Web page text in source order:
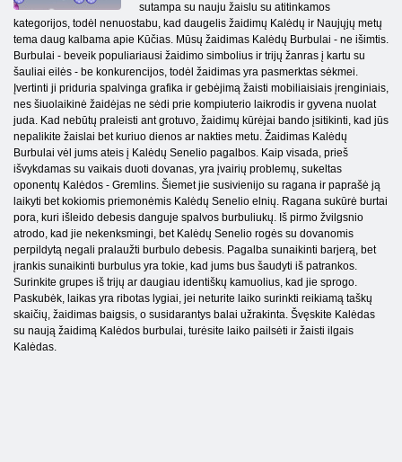
sutampa su nauju žaislu su atitinkamos
kategorijos, todėl nenuostabu, kad daugelis žaidimų Kalėdų ir Naujųjų metų
tema daug kalbama apie Kūčias. Mūsų žaidimas Kalėdų Burbulai - ne išimtis.
Burbulai - beveik populiariausi žaidimo simbolius ir trijų žanras į kartu su
šauliai eilės - be konkurencijos, todėl žaidimas yra pasmerktas sėkmei.
Įvertinti ji priduria spalvinga grafika ir gebėjimą žaisti mobiliaisiais įrenginiais,
nes šiuolaikinė žaidėjas ne sėdi prie kompiuterio laikrodis ir gyvena nuolat
juda. Kad nebūtų praleisti ant grotuvo, žaidimų kūrėjai bando įsitikinti, kad jūs
nepalikite žaislai bet kuriuo dienos ar nakties metu. Žaidimas Kalėdų
Burbulai vėl jums ateis į Kalėdų Senelio pagalbos. Kaip visada, prieš
išvykdamas su vaikais duoti dovanas, yra įvairių problemų, sukeltas
oponentų Kalėdos - Gremlins. Šiemet jie susivienijo su ragana ir paprašė ją
laikyti bet kokiomis priemonėmis Kalėdų Senelio elnių. Ragana sukūrė burtai
pora, kuri išleido debesis danguje spalvos burbuliukų. Iš pirmo žvilgsnio
atrodo, kad jie nekenksmingi, bet Kalėdų Senelio rogės su dovanomis
perpildytą negali pralaužti burbulo debesis. Pagalba sunaikinti barjerą, bet
įrankis sunaikinti burbulus yra tokie, kad jums bus šaudyti iš patrankos.
Surinkite grupes iš trijų ar daugiau identiškų kamuolius, kad jie sprogo.
Paskubėk, laikas yra ribotas lygiai, jei neturite laiko surinkti reikiamą taškų
skaičių, žaidimas baigsis, o susidarantys balai užrakinta. Švęskite Kalėdas
su naują žaidimą Kalėdos burbulai, turėsite laiko pailsėti ir žaisti ilgais
Kalėdas.